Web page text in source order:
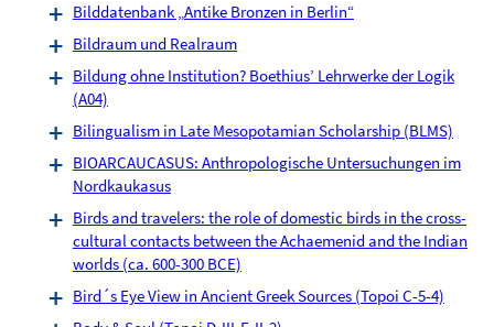
Bilddatenbank „Antike Bronzen in Berlin“
Bildraum und Realraum
Bildung ohne Institution? Boethius’ Lehrwerke der Logik
(A04)
Bilingualism in Late Mesopotamian Scholarship (BLMS)
BIOARCAUCASUS: Anthropologische Untersuchungen im
Nordkaukasus
Birds and travelers: the role of domestic birds in the cross-
cultural contacts between the Achaemenid and the Indian
worlds (ca. 600-300 BCE)
Bird´s Eye View in Ancient Greek Sources (Topoi C-5-4)